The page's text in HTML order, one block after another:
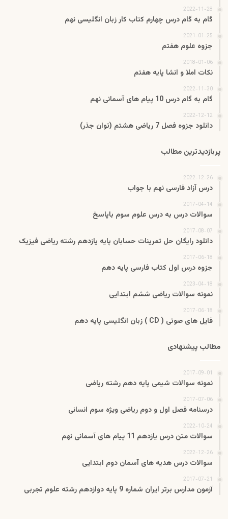
2022-11-28
گام به گام درس چهارم کتاب کار زبان انگلیسی نهم
2021-01-25
جزوه علوم هفتم
2018-01-06
نکات املا و انشا پایه هفتم
2022-11-30
گام به گام درس 10 پیام های آسمانی نهم
2022-12-12
دانلود جزوه فصل 7 ریاضی هشتم (توان جذر)
پربازدیدترین مطالب
2022-12-26
درس آزاد فارسی نهم با جواب
2017-04-14
سوالات درس به درس علوم سوم باپاسخ
2017-08-07
دانلود رایگان حل تمرینات حسابان پایه یازدهم رشته ریاضی فیزیک
2017-06-18
جزوه درس اول کتاب فارسی پایه دهم
2023-04-18
نمونه سوالات ریاضی ششم ابتدایی
2017-06-18
فایل های صوتی ( CD ) زبان انگلیسی پایه دهم
مطالب پیشنهادی
2017-09-01
نمونه سوالات شیمی پایه دهم رشته ریاضی
2017-07-06
درسنامه فصل اول و دوم ریاضی ویژه سوم انسانی
2022-10-24
سوالات متن درس یازدهم 11 پیام های آسمانی نهم
2022-12-26
سوالات درس هدیه های آسمان دوم ابتدایی
2017-07-21
آزمون مدارس برتر ایران شماره 9 پایه دوازدهم رشته علوم تجربی